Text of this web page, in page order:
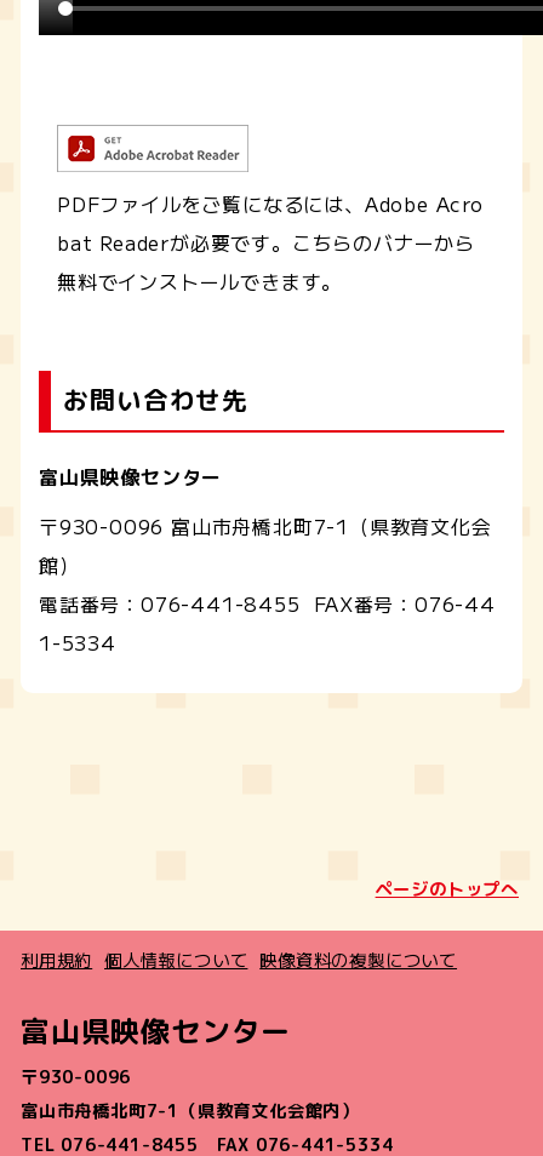
PDFファイルをご覧になるには、Adobe Acro
bat Readerが必要です。こちらのバナーから
無料でインストールできます。
お問い合わせ先
富山県映像センター
〒930-0096 富山市舟橋北町7-1（県教育文化会
館）
電話番号： 076-441-8455 FAX番号：076-44
1-5334
ページのトップへ
利用規約 個人情報について 映像資料の複製について
富山県映像センター
〒930-0096
富山市舟橋北町7-1（県教育文化会館内）
TEL 076-441-8455 FAX 076-441-5334